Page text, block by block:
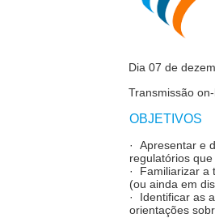
Dia 07 de
Transmissão
OBJETIVOS
· Apresentar e
regulatórios
· Familiarizar a
(ou ainda em
· Identificar as
orientações